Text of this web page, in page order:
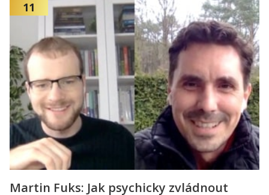
11
Martin Fuks: Jak psychicky zvládnout